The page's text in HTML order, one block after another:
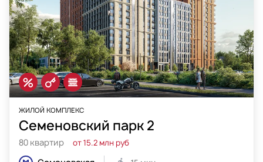
ЖИЛОЙ КОМПЛЕКС
Семеновский парк 2
80 квартир от 15.2 млн руб